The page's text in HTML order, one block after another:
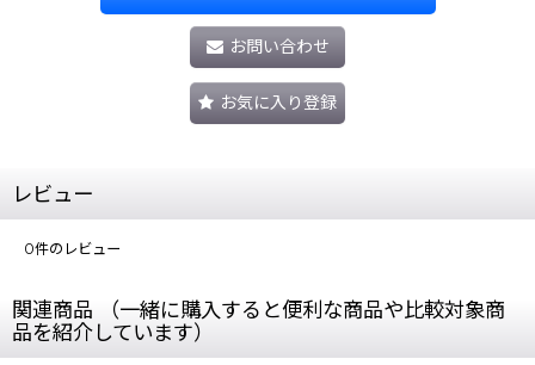
お問い合わせ
お気に入り登録
レビュー
0件のレビュー
関連商品 （一緒に購入すると便利な商品や比較対象商
品を紹介しています）